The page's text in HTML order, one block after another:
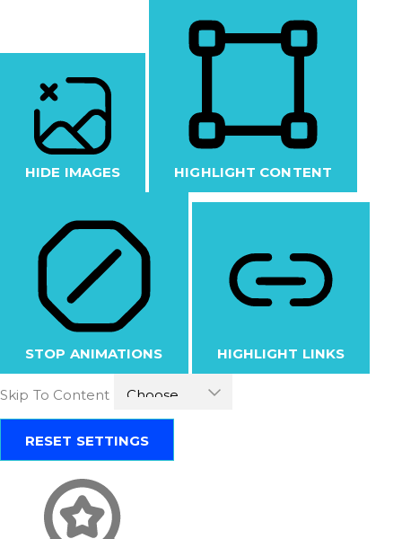
HIDE IMAGES HIGHLIGHT CONTENT
STOP ANIMATIONS HIGHLIGHT LINKS
Skip To Content
RESET SETTINGS